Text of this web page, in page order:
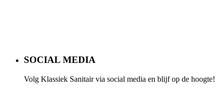
SOCIAL MEDIA
Volg Klassiek Sanitair via social media en blijf op de hoogte!